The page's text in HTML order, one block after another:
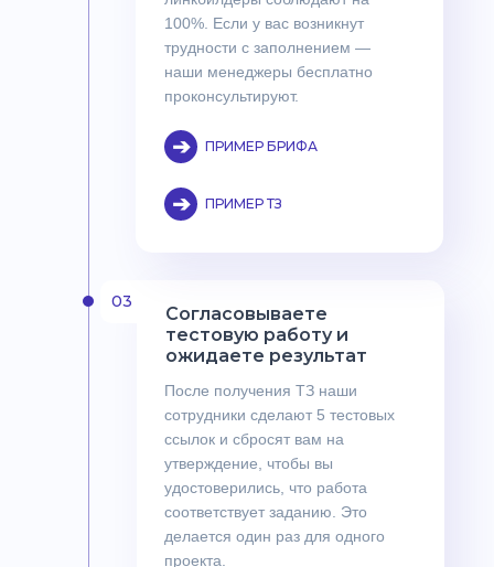
➔ ПРИМЕР ТЗ
➔ ПРИМЕР БРИФА
03
100%. Если у вас возникнут
трудности с заполнением —
наши менеджеры бесплатно
проконсультируют.
Согласовываете
тестовую работу и
ожидаете результат
После получения ТЗ наши
сотрудники сделают 5 тестовых
ссылок и сбросят вам на
утверждение, чтобы вы
удостоверились, что работа
соответствует заданию. Это
делается один раз для одного
проекта.